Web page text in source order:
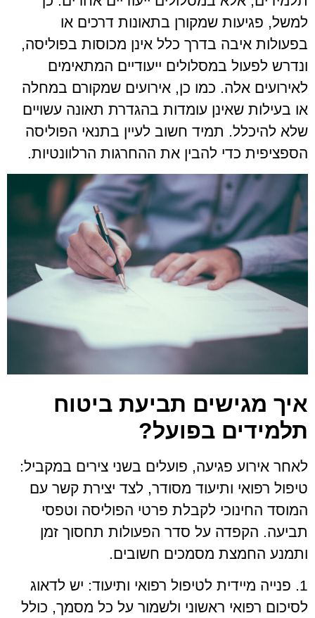
למשל, פגיעות שמקורן בתאונות דרכים או
בפעולות איבה בדרך כלל אינן מכוסות בפוליסה,
ונדרש לפעול במסלולים ייעודיים המתאימים
לאירועים אלה. כמו כן, אירועים שמקורם במחלה
או בעילות שאינן עומדות בהגדרת תאונה עשויים
שלא להיכלל. תמיד חשוב לעיין בתנאי הפוליסה
הספציפית כדי להבין את ההחרגות הרלוונטיות.
איך מגישים תביעת ביטוח
תלמידים בפועל?
לאחר אירוע פגיעה, פועלים בשני צירים במקביל:
טיפול רפואי ותיעוד מסודר, לצד יצירת קשר עם
המוסד החינוכי לקבלת פרטי הפוליסה וטפסי
תביעה. הקפדה על סדר הפעולות תחסוך זמן
ותמנע החמצת מסמכים חשובים.
1. פנייה מיידית לטיפול רפואי ותיעוד: יש לדאוג
לסיכום רפואי ראשוני ולשמור על כל מסמך, כולל